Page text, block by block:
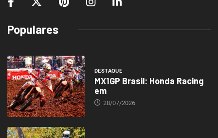
Populares
DESTAQUE
MX1GP Brasil: Honda Racing
em
28/07/2026